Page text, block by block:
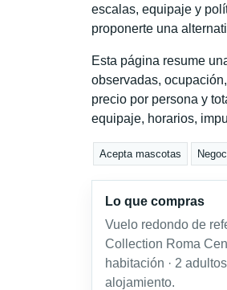
escalas, equipaje y
proponerte una
Esta página resume
observadas,
precio por persona y
equipaje, horarios,
Acepta mascotas
Lo que compras
Vuelo redondo de
Collection Roma
habitación · 2
alojamiento.